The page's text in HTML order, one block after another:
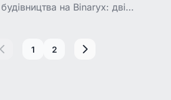
на Binaryx: дві
1 2